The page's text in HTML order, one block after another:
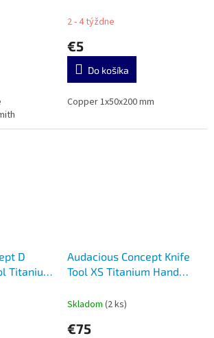
2 - 4 týždne
€5
Do košíka
Copper 1x50x200 mm
D
Titanium
Audacious Concept Knife
Tool XS Titanium Hand
Skladom (2 ks)
€75